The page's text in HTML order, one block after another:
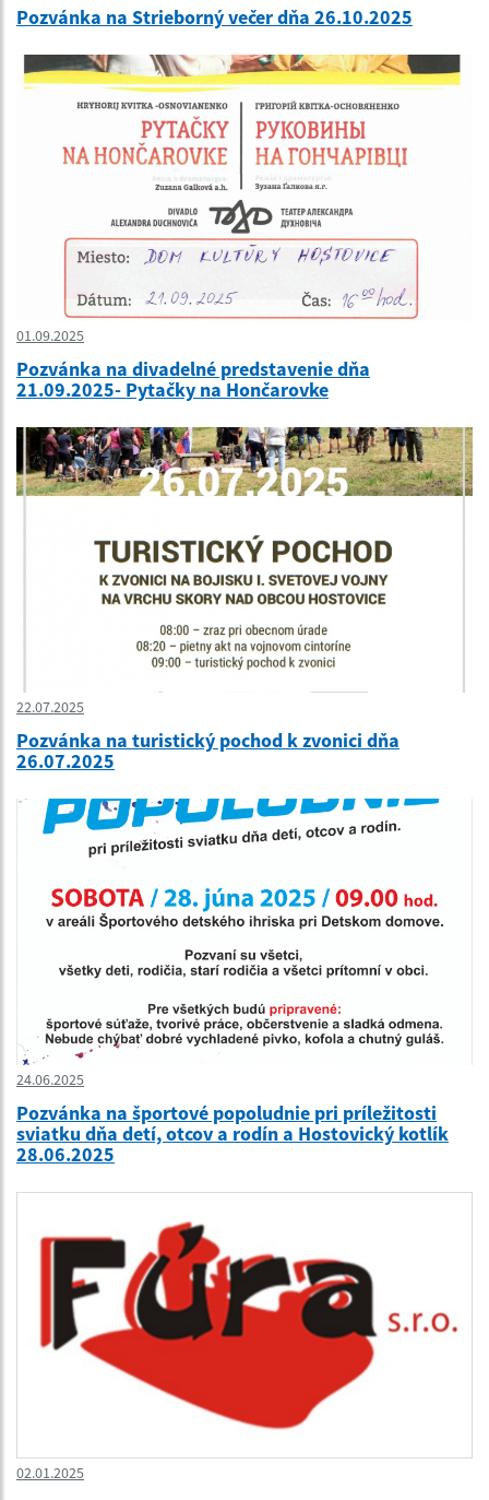
Pozvánka na Strieborný večer dňa 26.10.2025
01.09.2025
Pozvánka na divadelné predstavenie dňa
21.09.2025- Pytačky na Hončarovke
22.07.2025
Pozvánka na turistický pochod k zvonici dňa
26.07.2025
24.06.2025
Pozvánka na športové popoludnie pri príležitosti
sviatku dňa detí, otcov a rodín a Hostovický kotlík
28.06.2025
02.01.2025